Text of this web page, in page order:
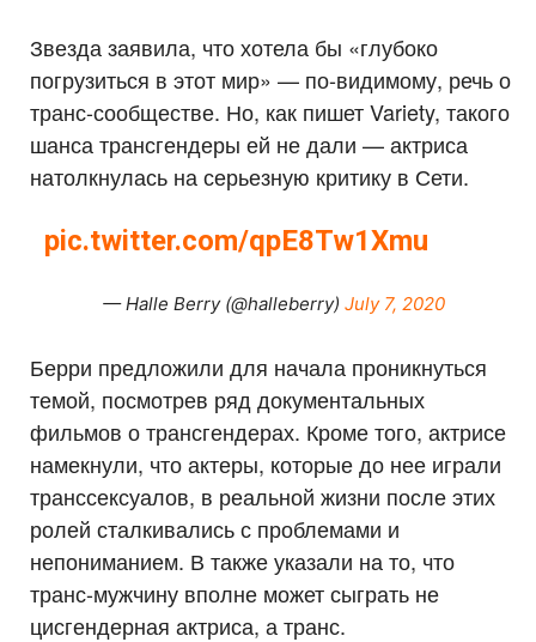
Звезда заявила, что хотела бы «глубоко
погрузиться в этот мир» — по-видимому, речь о
транс-сообществе. Но, как пишет Variety, такого
шанса трансгендеры ей не дали — актриса
натолкнулась на серьезную критику в Сети.
pic.twitter.com/qpE8Tw1Xmu
— Halle Berry (@halleberry) July 7, 2020
Берри предложили для начала проникнуться
темой, посмотрев ряд документальных
фильмов о трансгендерах. Кроме того, актрисе
намекнули, что актеры, которые до нее играли
транссексуалов, в реальной жизни после этих
ролей сталкивались с проблемами и
непониманием. В также указали на то, что
транс-мужчину вполне может сыграть не
цисгендерная актриса, а транс.